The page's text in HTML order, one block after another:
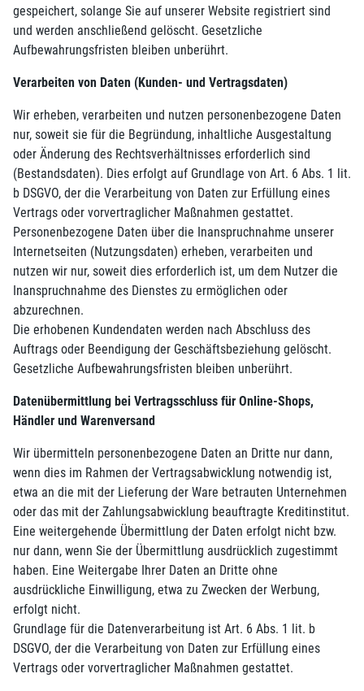
gespeichert, solange Sie auf unserer Website registriert sind
und werden anschließend gelöscht. Gesetzliche
Aufbewahrungsfristen bleiben unberührt.
Verarbeiten von Daten (Kunden- und Vertragsdaten)
Wir erheben, verarbeiten und nutzen personenbezogene Daten
nur, soweit sie für die Begründung, inhaltliche Ausgestaltung
oder Änderung des Rechtsverhältnisses erforderlich sind
(Bestandsdaten). Dies erfolgt auf Grundlage von Art. 6 Abs. 1 lit.
b DSGVO, der die Verarbeitung von Daten zur Erfüllung eines
Vertrags oder vorvertraglicher Maßnahmen gestattet.
Personenbezogene Daten über die Inanspruchnahme unserer
Internetseiten (Nutzungsdaten) erheben, verarbeiten und
nutzen wir nur, soweit dies erforderlich ist, um dem Nutzer die
Inanspruchnahme des Dienstes zu ermöglichen oder
abzurechnen.
Die erhobenen Kundendaten werden nach Abschluss des
Auftrags oder Beendigung der Geschäftsbeziehung gelöscht.
Gesetzliche Aufbewahrungsfristen bleiben unberührt.
Datenübermittlung bei Vertragsschluss für Online-Shops,
Händler und Warenversand
Wir übermitteln personenbezogene Daten an Dritte nur dann,
wenn dies im Rahmen der Vertragsabwicklung notwendig ist,
etwa an die mit der Lieferung der Ware betrauten Unternehmen
oder das mit der Zahlungsabwicklung beauftragte Kreditinstitut.
Eine weitergehende Übermittlung der Daten erfolgt nicht bzw.
nur dann, wenn Sie der Übermittlung ausdrücklich zugestimmt
haben. Eine Weitergabe Ihrer Daten an Dritte ohne
ausdrückliche Einwilligung, etwa zu Zwecken der Werbung,
erfolgt nicht.
Grundlage für die Datenverarbeitung ist Art. 6 Abs. 1 lit. b
DSGVO, der die Verarbeitung von Daten zur Erfüllung eines
Vertrags oder vorvertraglicher Maßnahmen gestattet.